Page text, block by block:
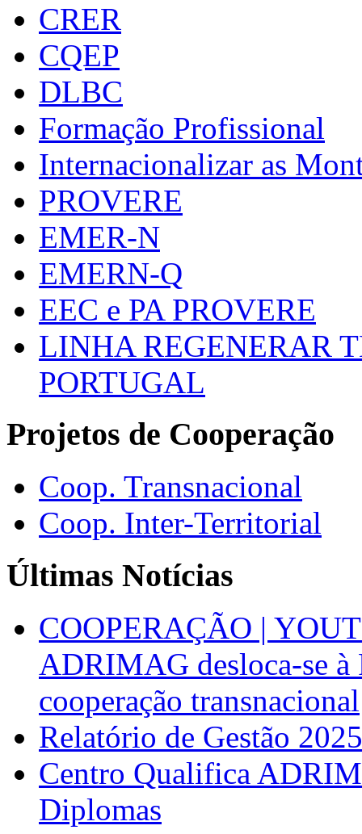
CRER
CQEP
DLBC
Formação Profissional
Internacionalizar as
PROVERE
EMER-N
EMERN-Q
EEC e PA PROVERE
LINHA REGENERAR
PORTUGAL
Projetos de Cooperação
Coop. Transnacional
Coop. Inter-Territorial
Últimas Notícias
COOPERAÇÃO |
ADRIMAG desloca-se
cooperação transnacional
Relatório de Gestão 2025
Centro Qualifica
Diplomas